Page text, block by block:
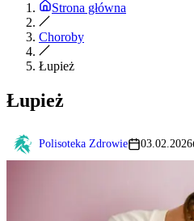
Strona główna
Choroby
Łupież
Łupież
Polisoteka Zdrowie 03.02.2026